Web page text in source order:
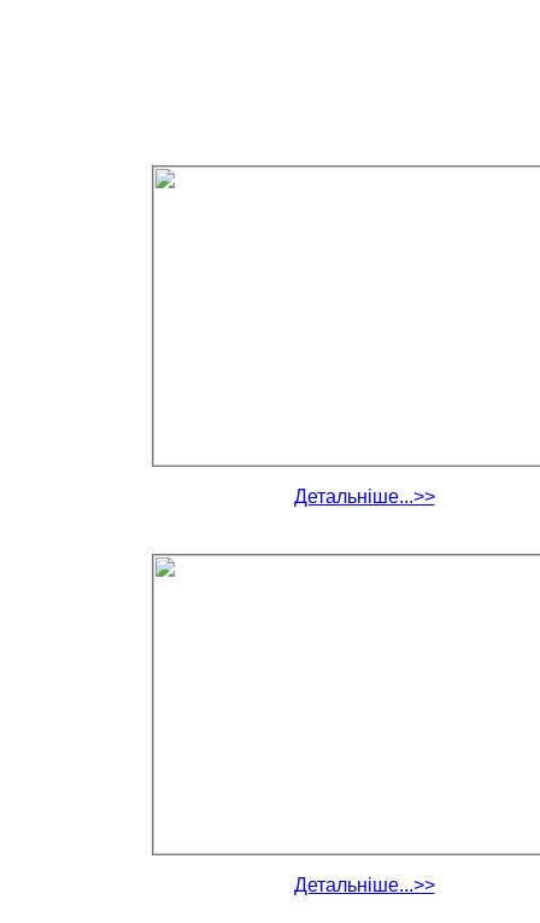
Детальніше...>>
Детальніше...>>